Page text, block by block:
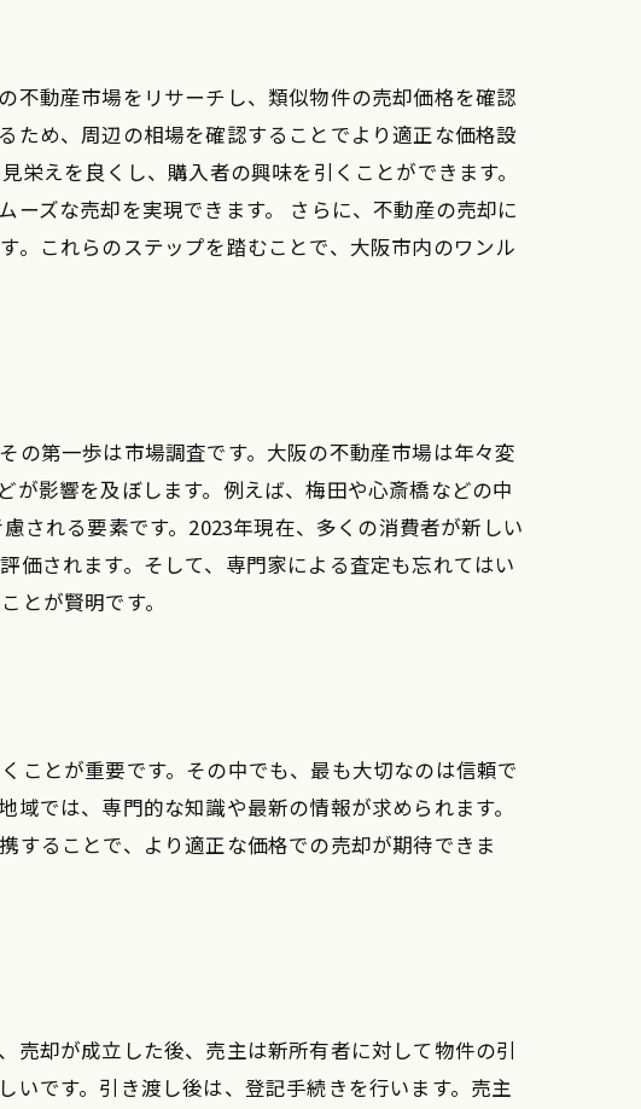
不動産市場をリサーチし、類似物件の売却価格を確認
ため、周辺の相場を確認することでより適正な価格設
えを良くし、購入者の興味を引くことができます。
ズな売却を実現できます。 さらに、不動産の売却に
。これらのステップを踏むことで、大阪市内のワンル
の第一歩は市場調査です。大阪の不動産市場は年々変
影響を及ぼします。例えば、梅田や心斎橋などの中
される要素です。2023年現在、多くの消費者が新しい
価されます。そして、専門家による査定も忘れてはい
とが賢明です。
ことが重要です。その中でも、最も大切なのは信頼で
では、専門的な知識や最新の情報が求められます。
することで、より適正な価格での売却が期待できま
売却が成立した後、売主は新所有者に対して物件の引
です。引き渡し後は、登記手続きを行います。売主